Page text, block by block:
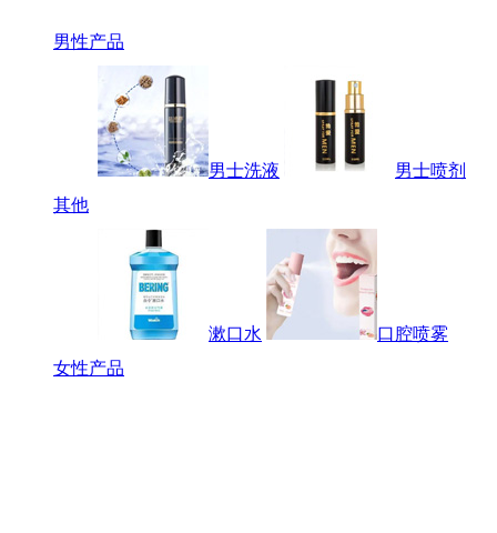
男性产品
男士洗液
男士喷剂
其他
漱口水
口腔喷雾
女性产品